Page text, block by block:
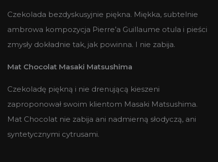
Czekolada bezdyskusyjnie piękna. Miękka, subtelnie
ambrowa kompozycja Pierre’a Guillaume otula i pieści
zmysły dokładnie tak, jak powinna. I nie zabija.
Mat Chocolat Masaki Matsushima
Czekoladę piękną i nie drenującą kieszeni
zaproponował swoim klientom Masaki Matsushima.
Mat Chocolat nie zabija ani nadmierną słodyczą, ani
syntetycznymi cytrusami.